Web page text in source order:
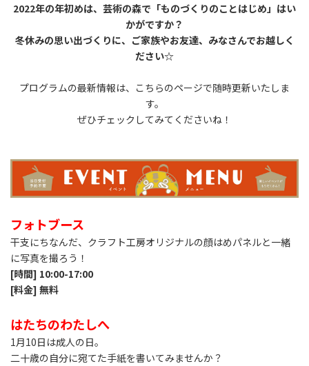
2022年の年初めは、芸術の森で「ものづくりのことはじめ」はい
かがですか？
冬休みの思い出づくりに、ご家族やお友達、みなさんでお越しく
ださい☆
プログラムの最新情報は、こちらのページで随時更新いたしま
す。
ぜひチェックしてみてくださいね！
フォトブース
干支にちなんだ、クラフト工房オリジナルの顔はめパネルと一緒
に写真を撮ろう！
[時間] 10:00-17:00
[料金] 無料
はたちのわたしへ
1月10日は成人の日。
二十歳の自分に宛てた手紙を書いてみませんか？